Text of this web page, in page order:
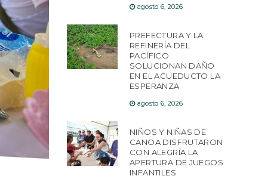
agosto 6, 2026
PREFECTURA Y LA
REFINERÍA DEL
PACÍFICO
SOLUCIONAN DAÑO
EN EL ACUEDUCTO LA
ESPERANZA
agosto 6, 2026
NIÑOS Y NIÑAS DE
CANOA DISFRUTARON
CON ALEGRÍA LA
APERTURA DE JUEGOS
INFANTILES